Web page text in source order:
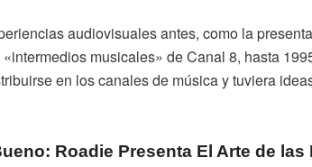
audiovisuales antes, como la
musicales» de Canal 8, hasta
en los canales de música y tuviera
Roadie Presenta El Arte de las